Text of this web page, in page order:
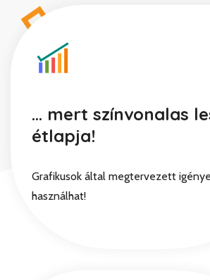
... mert színvonalas
étlapja!
Grafikusok által megtervezett
használhat!